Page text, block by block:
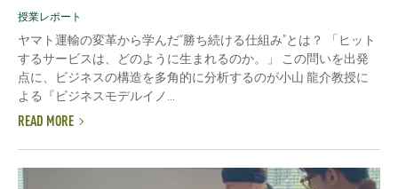
授業レポート
ヤマト運輸の変革から学んだ“勝ち続ける仕組み”とは？ 「ヒット
するサービスは、どのように生まれるのか。」 この問いを出発
点に、ビジネスの構造を多角的に分析するのが小山 龍介教授に
よる『ビジネスモデルイノ...
READ MORE